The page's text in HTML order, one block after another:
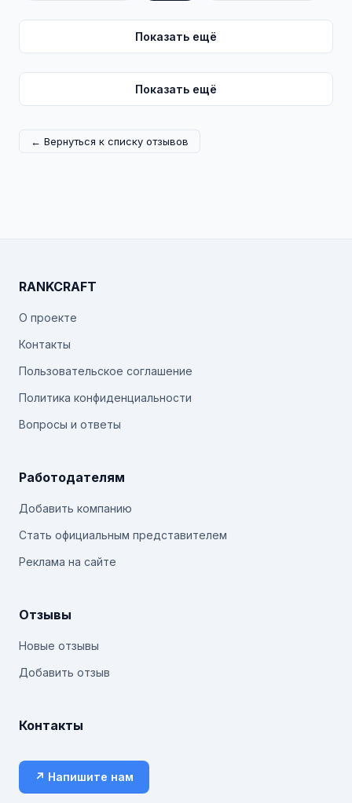
Показать ещё
Показать ещё
← Вернуться к списку отзывов
RANKCRAFT
О проекте
Контакты
Пользовательское соглашение
Политика конфиденциальности
Вопросы и ответы
Работодателям
Добавить компанию
Стать официальным представителем
Реклама на сайте
Отзывы
Новые отзывы
Добавить отзыв
Контакты
↗ Напишите нам